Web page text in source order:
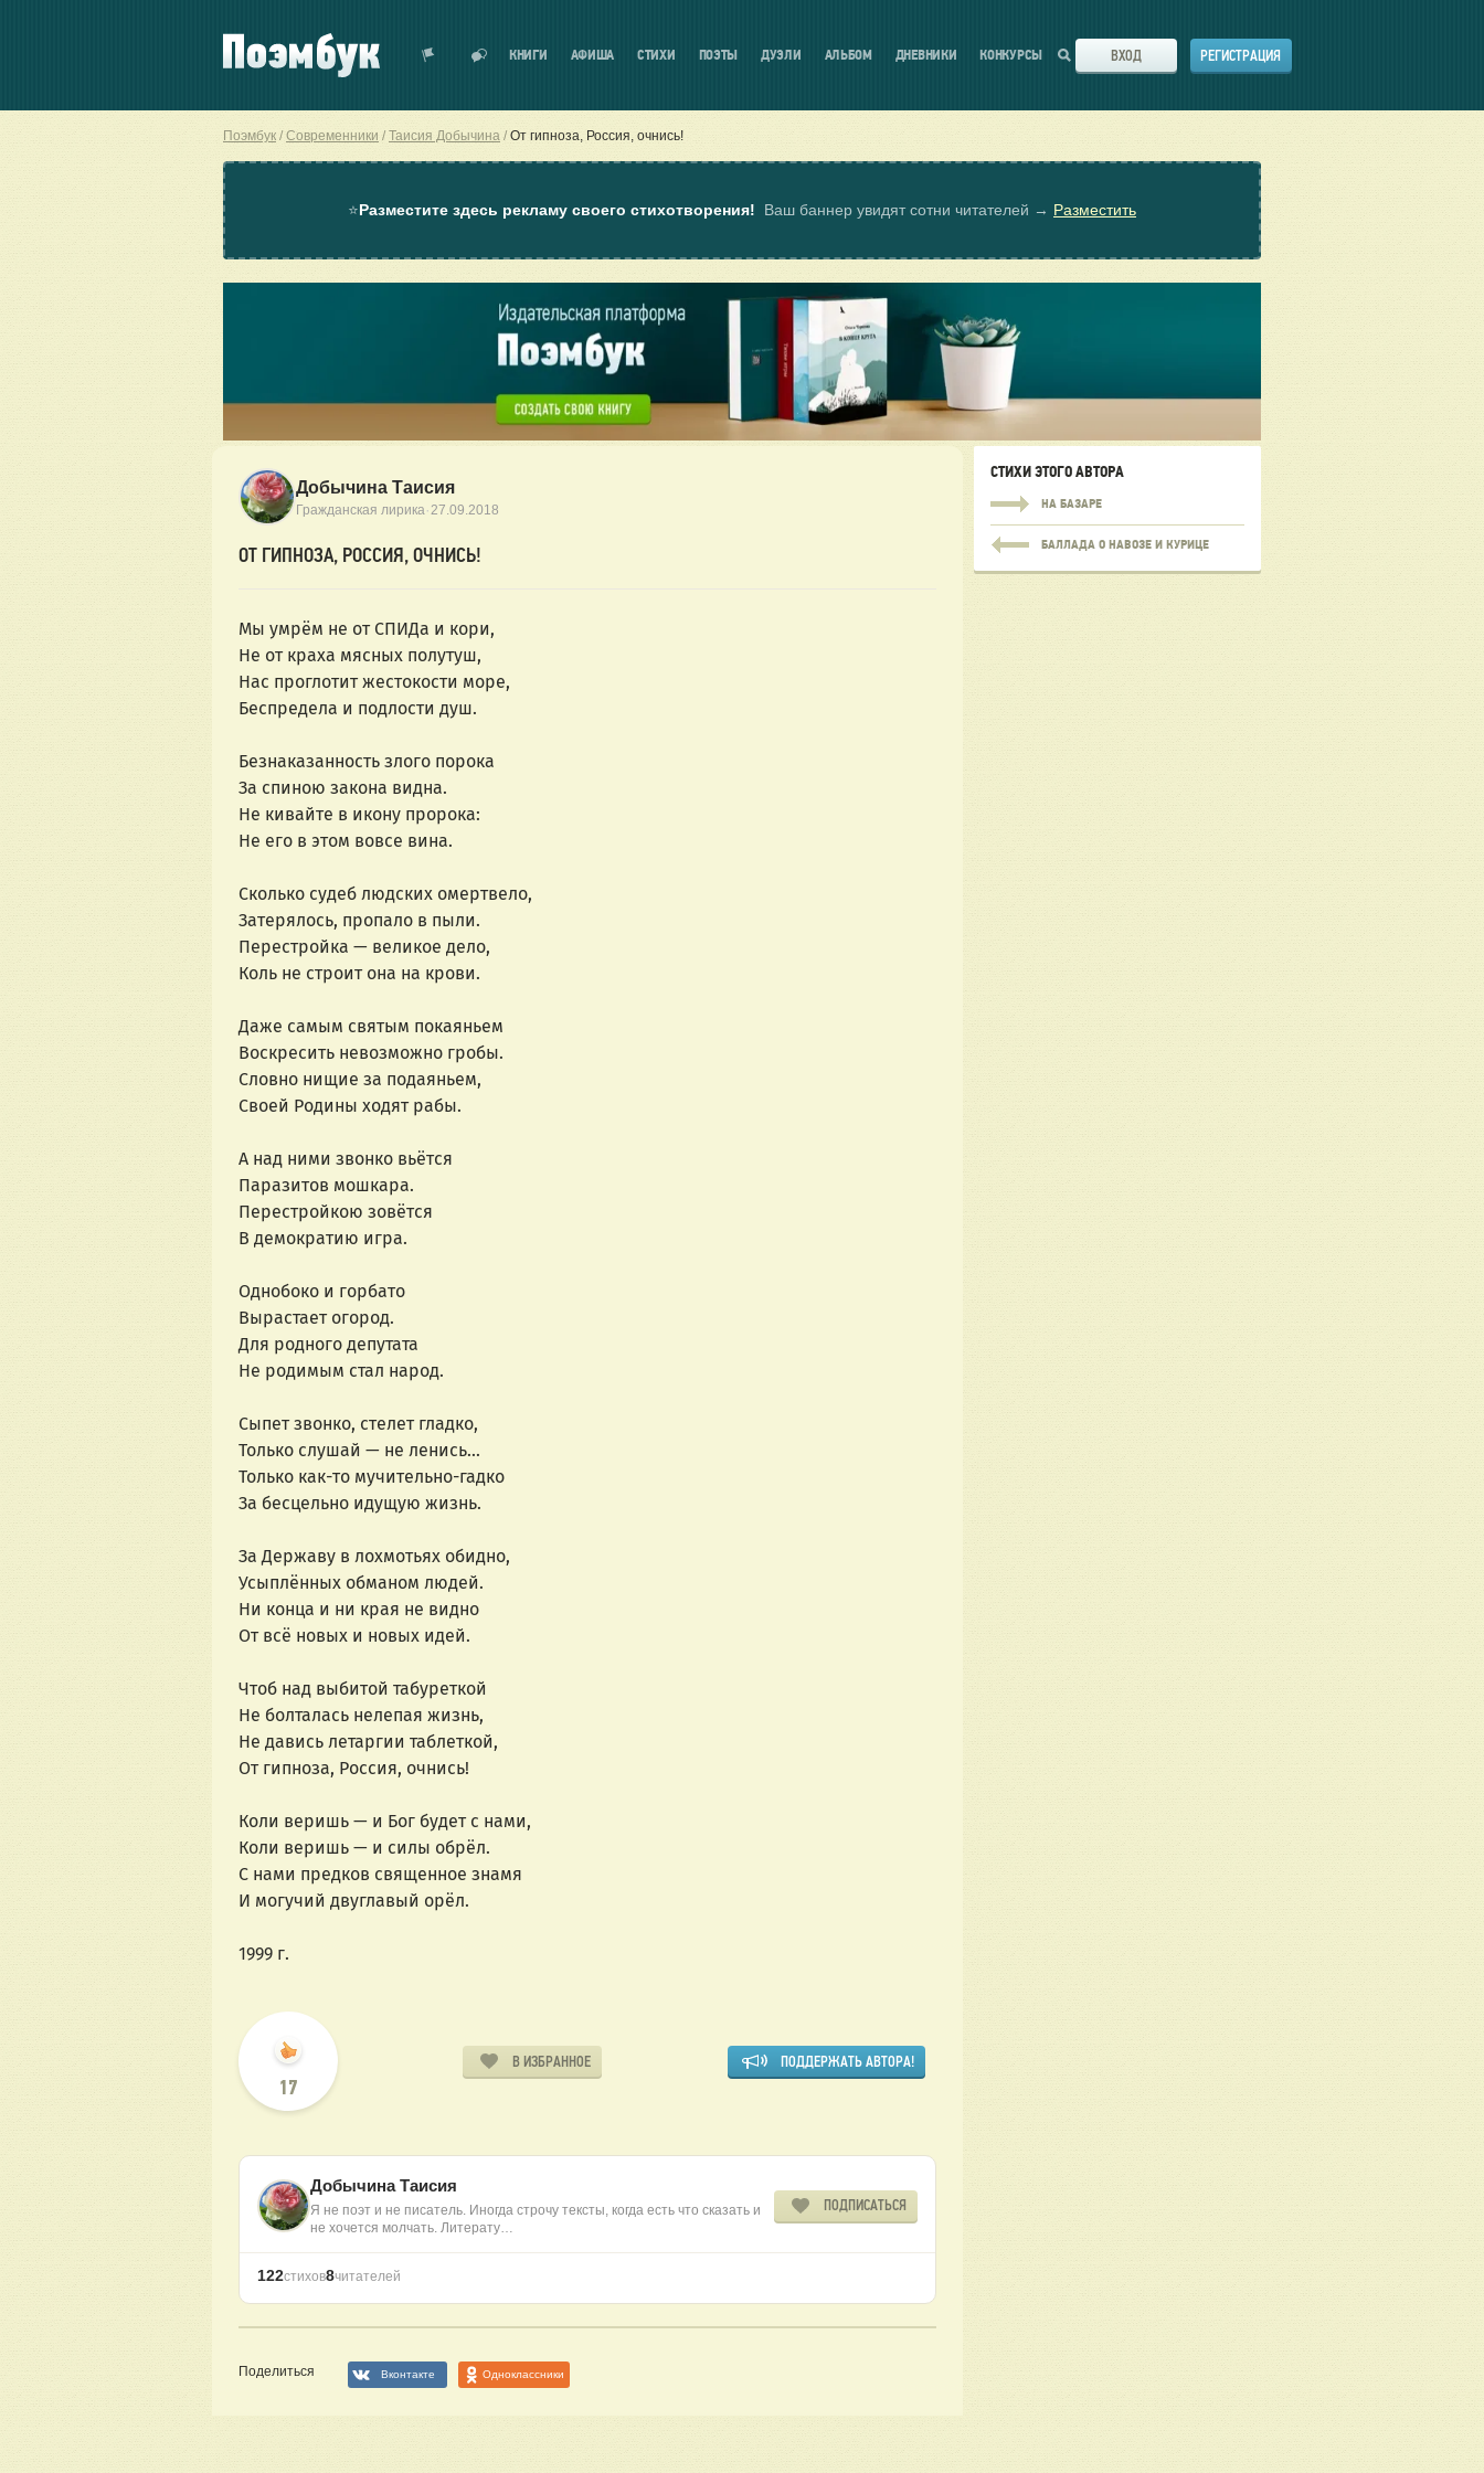
КНИГИ АФИША СТИХИ ПОЭТЫ ДУЭЛИ АЛЬБОМ ДНЕВНИКИ КОНКУРСЫ ВХОД РЕГИСТРАЦИЯ
Поэмбук Современники Таисия Добычина От гипноза, Россия, очнись!
⭐Разместите здесь рекламу своего стихотворения! Ваш баннер увидят сотни читателей → Разместить
Добычина Таисия
Гражданская лирика·27.09.2018
ОТ ГИПНОЗА, РОССИЯ, ОЧНИСЬ!
Мы умрём не от СПИДа и кори,
Не от краха мясных полутуш,
Нас проглотит жестокости море,
Беспредела и подлости душ.
Безнаказанность злого порока
За спиною закона видна.
Не кивайте в икону пророка:
Не его в этом вовсе вина.
Сколько судеб людских омертвело,
Затерялось, пропало в пыли.
Перестройка — великое дело,
Коль не строит она на крови.
Даже самым святым покаяньем
Воскресить невозможно гробы.
Словно нищие за подаяньем,
Своей Родины ходят рабы.
А над ними звонко вьётся
Паразитов мошкара.
Перестройкою зовётся
В демократию игра.
Однобоко и горбато
Вырастает огород.
Для родного депутата
Не родимым стал народ.
Сыпет звонко, стелет гладко,
Только слушай — не ленись...
Только как-то мучительно-гадко
За бесцельно идущую жизнь.
За Державу в лохмотьях обидно,
Усыплённых обманом людей.
Ни конца и ни края не видно
От всё новых и новых идей.
Чтоб над выбитой табуреткой
Не болталась нелепая жизнь,
Не давись летаргии таблеткой,
От гипноза, Россия, очнись!
Коли веришь — и Бог будет с нами,
Коли веришь — и силы обрёл.
С нами предков священное знамя
И могучий двуглавый орёл.
1999 г.
17
В ИЗБРАННОЕ ПОДДЕРЖАТЬ АВТОРА!
Добычина Таисия
Я не поэт и не писатель. Иногда строчу тексты, когда есть что сказать и
не хочется молчать. Литерату…
ПОДПИСАТЬСЯ
122стихов8читателей
Поделиться Вконтакте Одноклассники
СТИХИ ЭТОГО АВТОРА
НА БАЗАРЕ
БАЛЛАДА О НАВОЗЕ И КУРИЦЕ